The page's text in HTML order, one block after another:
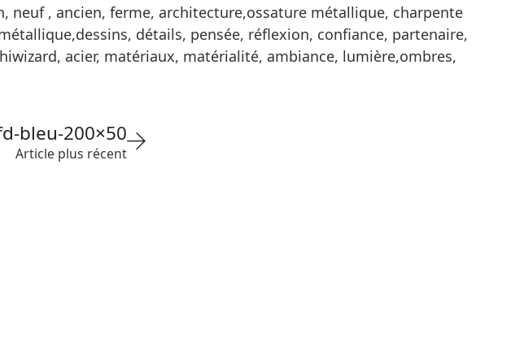
, ancien, ferme, architecture,ossature métallique, charpente
détails, pensée, réflexion, confiance, partenaire,
acier, matériaux, matérialité, ambiance, lumière,ombres,
bleu-200×50
Article plus récent